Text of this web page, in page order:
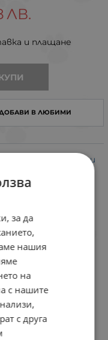
ЛВ.
и плащане
В ЛЮБИМИ
разплитане и
козина от
и дълга козина
за да
нашия
на
с нашите
с друга